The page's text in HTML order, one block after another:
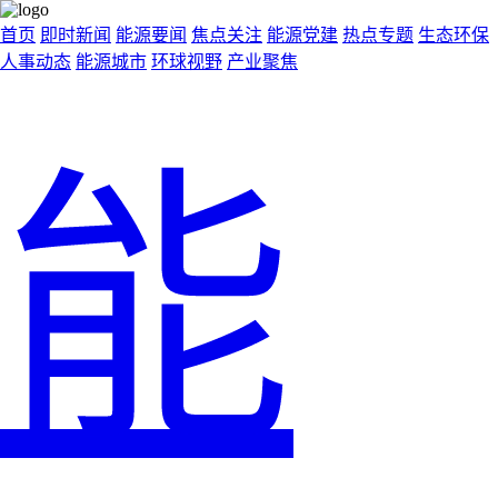
首页 即时新闻 能源要闻 焦点关注 能源党建 热点专题 生态环保
人事动态 能源城市 环球视野 产业聚焦
能